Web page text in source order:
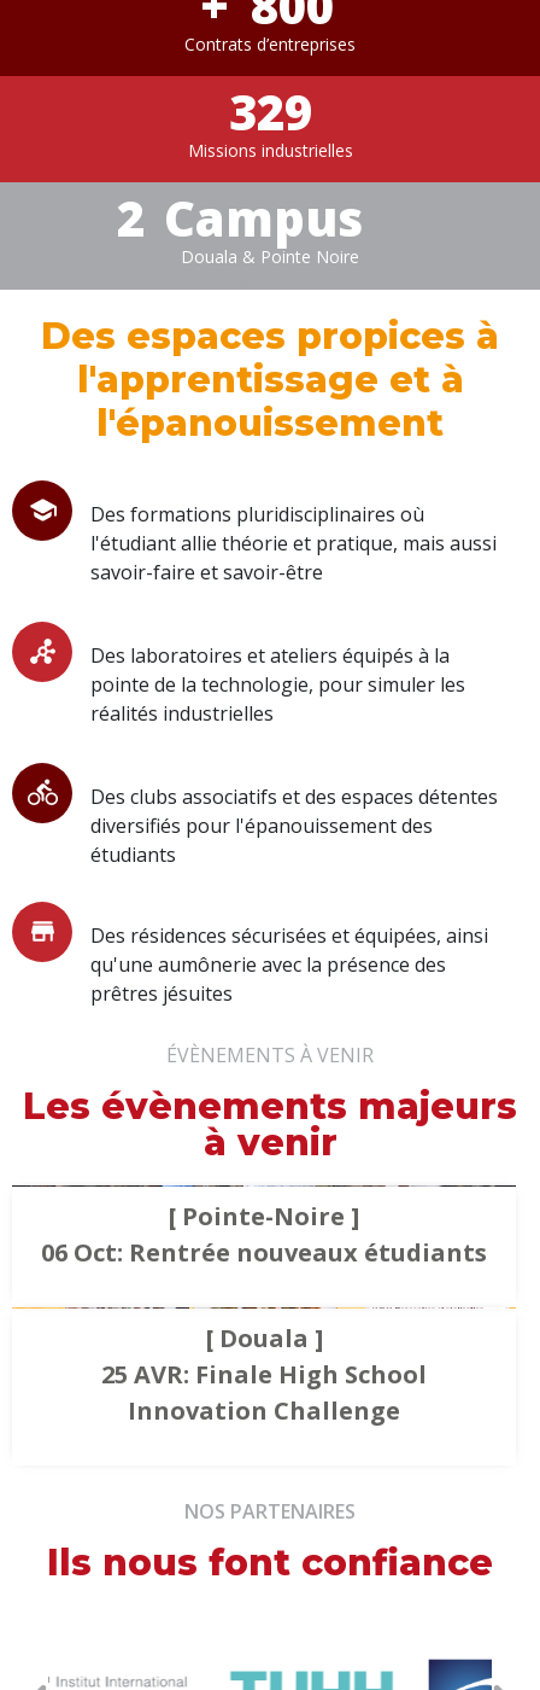
Contrats d’entreprises
329
Missions industrielles
2 Campus
Douala & Pointe Noire
Des espaces propices à
l'apprentissage et à
l'épanouissement
Des formations pluridisciplinaires où
l'étudiant allie théorie et pratique, mais aussi
savoir-faire et savoir-être
Des laboratoires et ateliers équipés à la
pointe de la technologie, pour simuler les
réalités industrielles
Des clubs associatifs et des espaces détentes
diversifiés pour l'épanouissement des
étudiants
Des résidences sécurisées et équipées, ainsi
qu'une aumônerie avec la présence des
prêtres jésuites
ÉVÈNEMENTS À VENIR
Les évènements majeurs
à venir
[ Pointe-Noire ]
06 Oct: Rentrée nouveaux étudiants
[ Douala ]
25 AVR: Finale High School
Innovation Challenge
NOS PARTENAIRES
Ils nous font confiance